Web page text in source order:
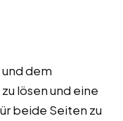
dem
lösen und eine
beide Seiten zu